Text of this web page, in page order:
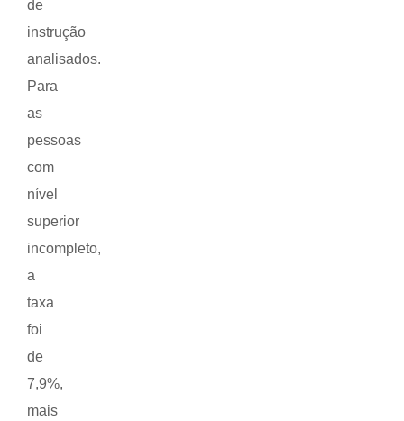
de
instrução
analisados.
Para
as
pessoas
com
nível
superior
incompleto,
a
taxa
foi
de
7,9%,
mais